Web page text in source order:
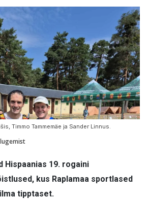
Timmo Tammemäe ja Sander Linnus.
Hispaanias 19. rogaini
kus Raplamaa sportlased
tipptaset.